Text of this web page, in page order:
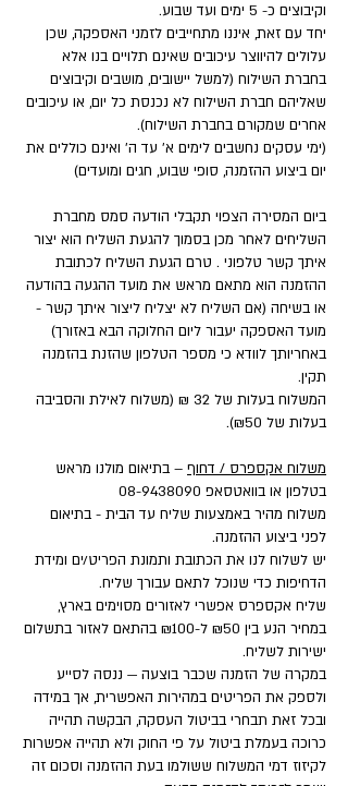
וקיבוצים כ- 5 ימים ועד שבוע.
יחד עם זאת, איננו מתחייבים לזמני האספקה, שכן
עלולים להיווצר עיכובים שאינם תלויים בנו אלא
בחברת השילוח (למשל יישובים, מושבים וקיבוצים
שאליהם חברת השילוח לא נכנסת כל יום, או עיכובים
אחרים שמקורם בחברת השילוח).
(ימי עסקים נחשבים לימים א' עד ה' ואינם כוללים את
יום ביצוע ההזמנה, סופי שבוע, חגים ומועדים)
ביום המסירה הצפוי תקבלי הודעה סמס מחברת
השליחים לאחר מכן בסמוך להגעת השליח הוא יצור
איתך קשר טלפוני . טרם הגעת השליח לכתובת
ההזמנה הוא מתאם מראש את מועד ההגעה בהודעה
או בשיחה (אם השליח לא יצליח ליצור איתך קשר -
מועד האספקה יעבור ליום החלוקה הבא באזורך)
באחריותך לוודא כי מספר הטלפון שהזנת בהזמנה
תקין.
המשלוח בעלות של 32 ₪ (משלוח לאילת והסביבה
בעלות של ₪50).
משלוח אקספרס / דחוף – בתיאום מולנו מראש
בטלפון או בוואטסאפ 08-9438090
משלוח מהיר באמצעות שליח עד הבית - בתיאום
לפני ביצוע ההזמנה.
יש לשלוח לנו את הכתובת ותמונת הפריט/ים ומידת
הדחיפות כדי שנוכל לתאם עבורך שליח.
שליח אקספרס אפשרי לאזורים מסוימים בארץ,
במחיר הנע בין ₪50 ל-₪100 בהתאם לאזור בתשלום
ישירות לשליח.
במקרה של הזמנה שכבר בוצעה — ננסה לסייע
ולספק את הפריטים במהירות האפשרית, אך במידה
ובכל זאת תבחרי בביטול העסקה, הבקשה תהייה
כרוכה בעמלת ביטול על פי החוק ולא תהייה אפשרות
לקיזוז דמי המשלוח ששולמו בעת ההזמנה וסכום זה